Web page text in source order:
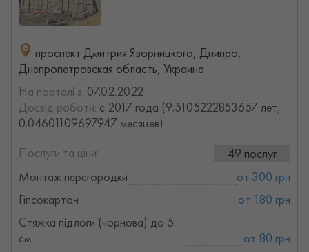
проспект Дмитрия Яворницкого, Днипро,
Днепропетровская область, Украина
На порталі з: 07.02.2022
Досвід роботи: с 2017 года (9.5105222853657 лет,
0.04601109697947 месяцев)
Послуги та ціни:
49 послуг
Монтаж перегородки
от 300 грн
Гіпсокартон
от 180 грн
Стяжка підлоги (чорнова) до 5
см
от 80 грн